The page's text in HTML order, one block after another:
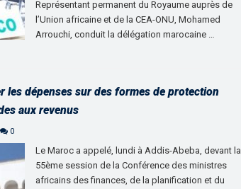
Représentant permanent du Royaume auprès de
l’Union africaine et de la CEA-ONU, Mohamed
Arrouchi, conduit la délégation marocaine …
les dépenses sur des formes de protection
aux revenus
0
Le Maroc a appelé, lundi à Addis-Abeba, devant la
55ème session de la Conférence des ministres
africains des finances, de la planification et du